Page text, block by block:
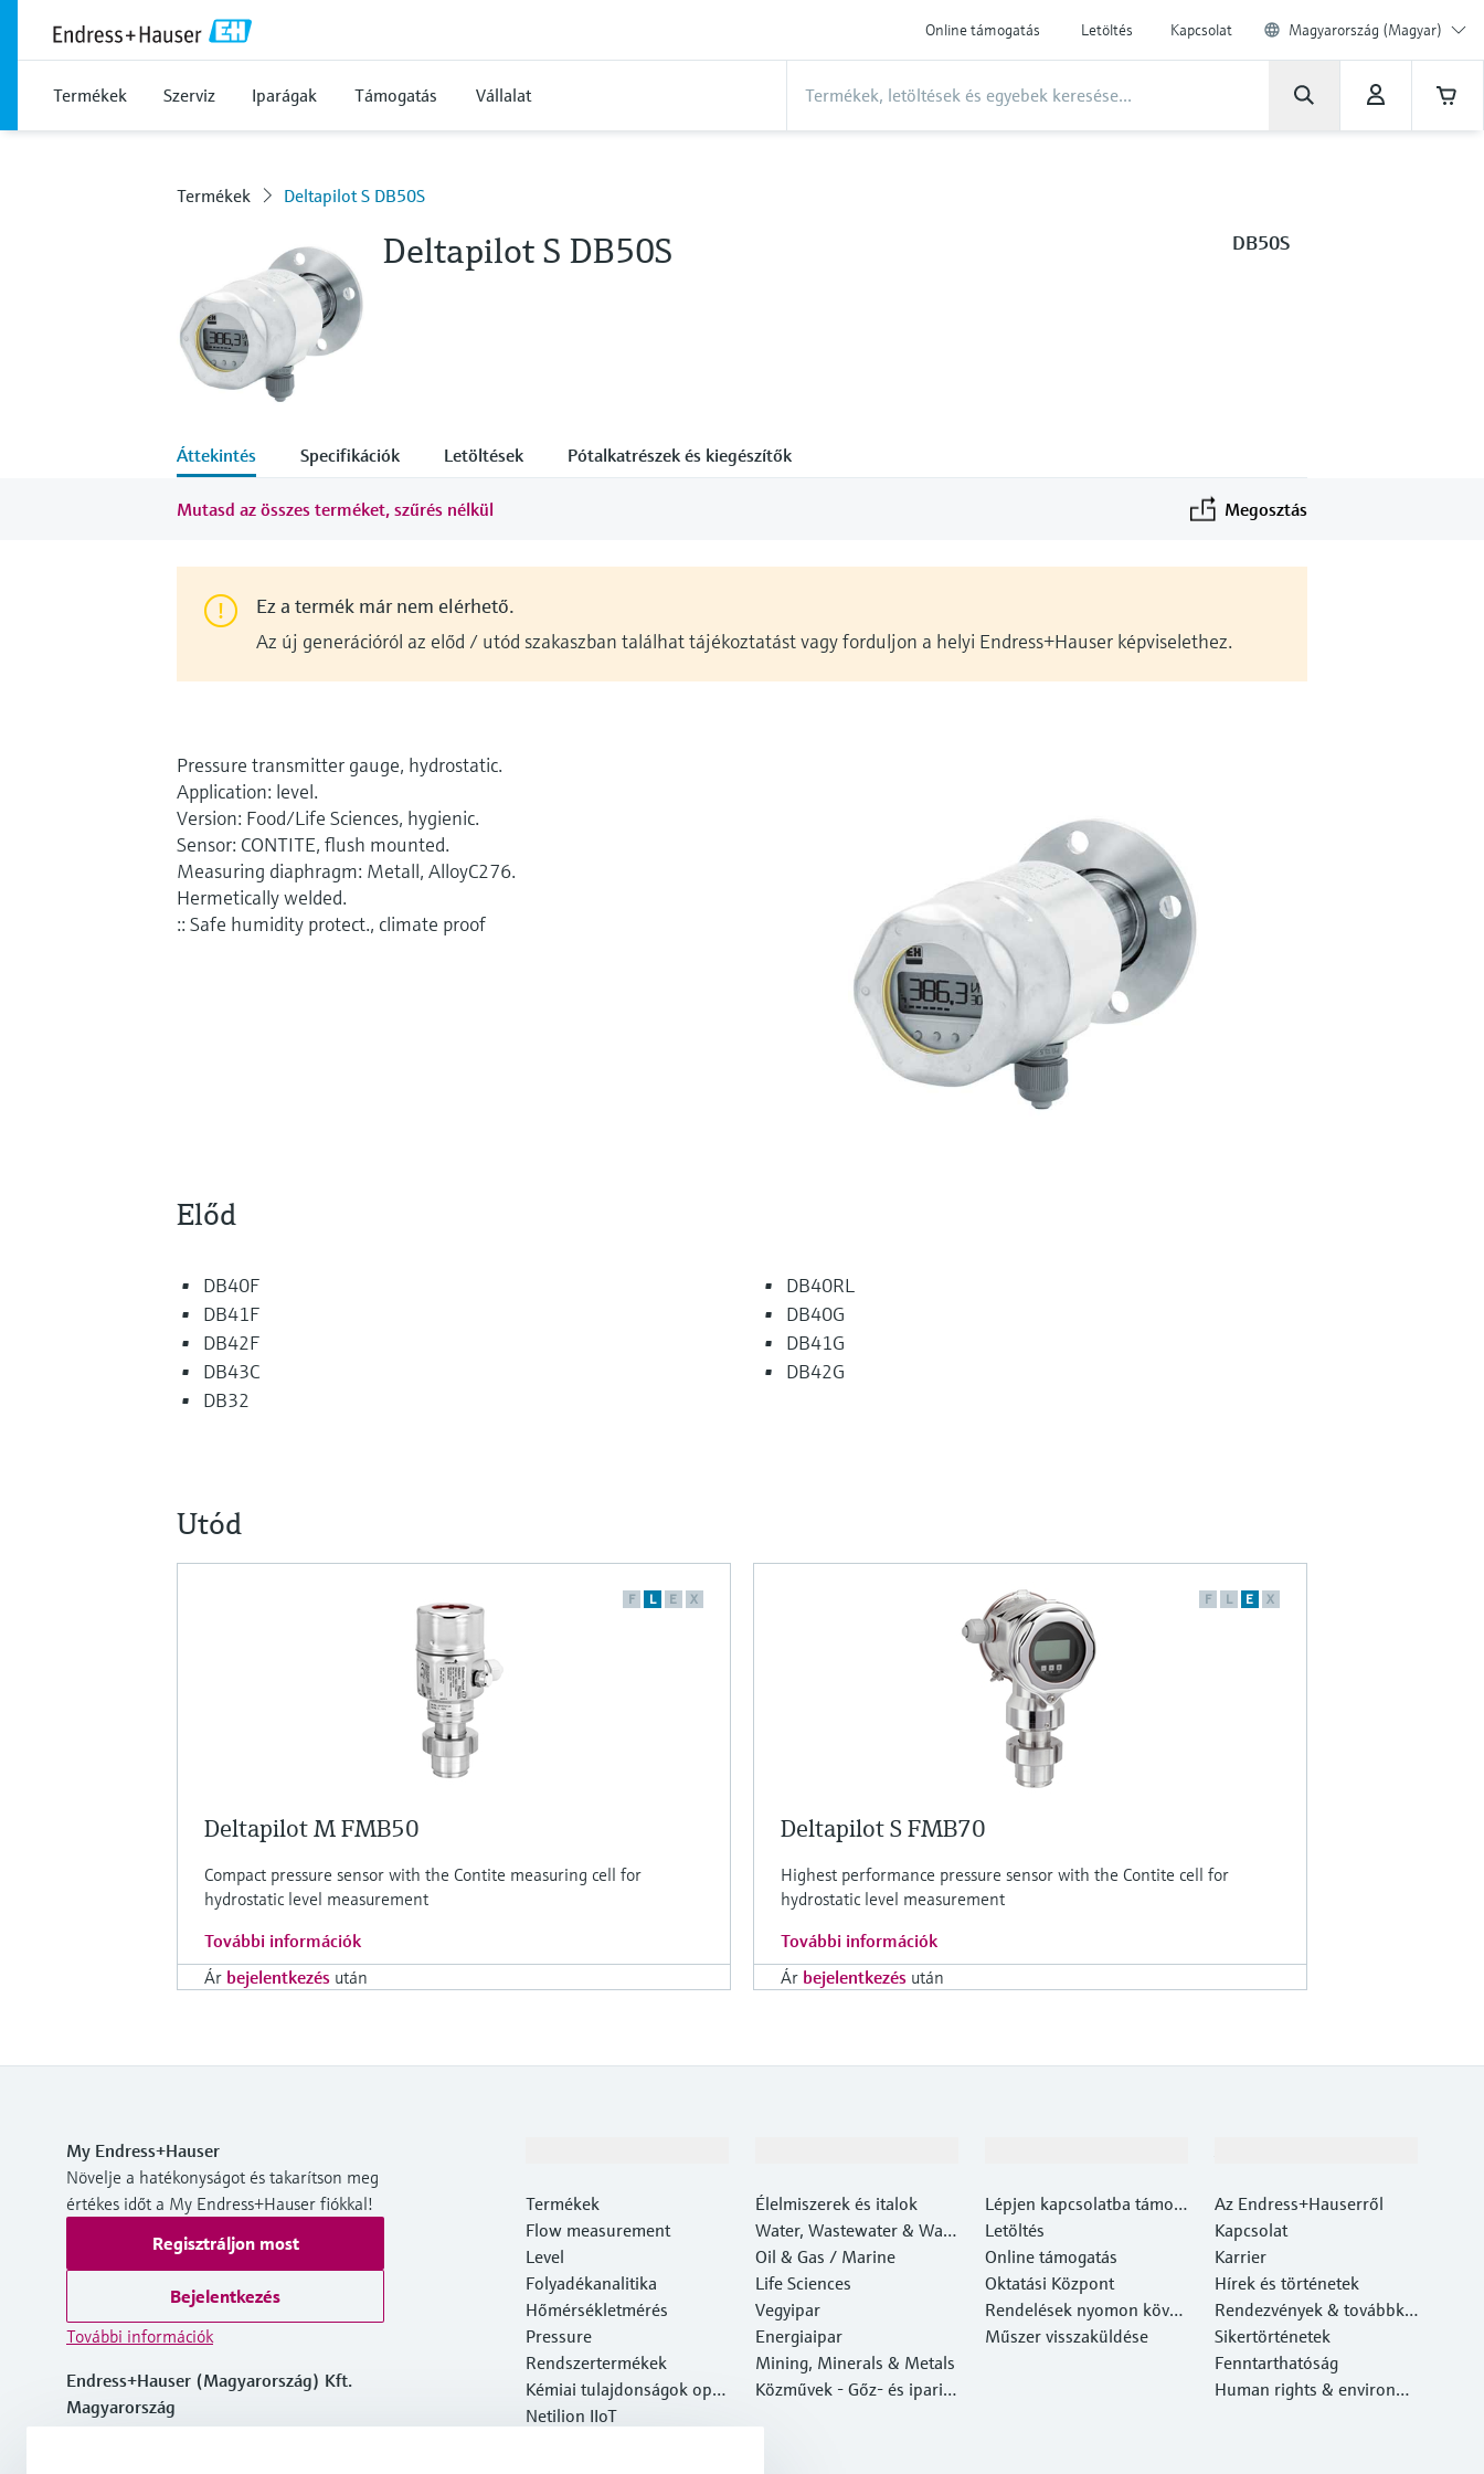
Online támogatás Letöltés Kapcsolat Magyarország (Magyar)
Termékek Szerviz Iparágak Támogatás Vállalat
Termékek Deltapilot S DB50S
Deltapilot S DB50S DB50S
Áttekintés Specifikációk Letöltések Pótalkatrészek és kiegészítők
Mutasd az összes terméket, szűrés nélkül Megosztás
Ez a termék már nem elérhető.
Az új generációról az előd / utód szakaszban találhat tájékoztatást vagy forduljon a helyi Endress+Hauser képviselethez.
Pressure transmitter gauge, hydrostatic.
Application: level.
Version: Food/Life Sciences, hygienic.
Sensor: CONTITE, flush mounted.
Measuring diaphragm: Metall, AlloyC276.
Hermetically welded.
:: Safe humidity protect., climate proof
Előd
DB40F
DB41F
DB42F
DB43C
DB32
DB40RL
DB40G
DB41G
DB42G
Utód
F L E X
Deltapilot M FMB50
Compact pressure sensor with the Contite measuring cell for
hydrostatic level measurement
További információk
Ár bejelentkezés után
F L E X
Deltapilot S FMB70
Highest performance pressure sensor with the Contite cell for
hydrostatic level measurement
További információk
Ár bejelentkezésután
My Endress+Hauser
Növelje a hatékonyságot és takarítson meg
értékes időt a My Endress+Hauser fiókkal!
Regisztráljon most
Bejelentkezés
További információk
Endress+Hauser (Magyarország) Kft.
Magyarország
Termékek
Flow measurement
Level
Folyadékanalitika
Hőmérsékletmérés
Pressure
Rendszertermékek
Kémiai tulajdonságok opti
kai elemzése
Netilion IIoT
Élelmiszerek és italok
Water, Wastewater & Wast
e
Oil & Gas / Marine
Life Sciences
Vegyipar
Energiaipar
Mining, Minerals & Metals
Közművek - Gőz- és ipari v
Lépjen kapcsolatba támog
atási központunkkal
Letöltés
Online támogatás
Oktatási Központ
Rendelések nyomon követ
ése
Műszer visszaküldése
Az Endress+Hauserről
Kapcsolat
Karrier
Hírek és történetek
Rendezvények & továbbké
pzések
Sikertörténetek
Fenntarthatóság
Human rights & environm